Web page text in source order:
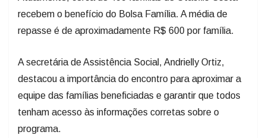
recebem o benefício do Bolsa Família. A média de
repasse é de aproximadamente R$ 600 por família.
A secretária de Assistência Social, Andrielly Ortiz,
destacou a importância do encontro para aproximar a
equipe das famílias beneficiadas e garantir que todos
tenham acesso às informações corretas sobre o
programa.